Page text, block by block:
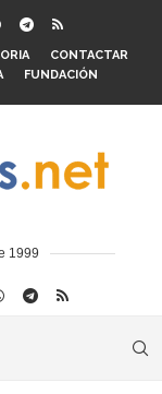
CONTACTAR
FUNDACIÓN
1999